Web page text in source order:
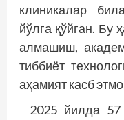
клиникалар
йўлга қўйган. Бу
алмашиш,
тиббиёт
аҳамият касб
2025 йилда 57